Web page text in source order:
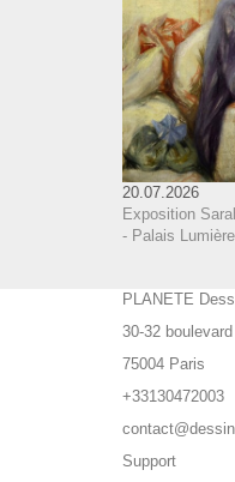
20.07.2026
Exposition
- Palais
PLANETE
30-32
75004 Paris
+33130472003
Support